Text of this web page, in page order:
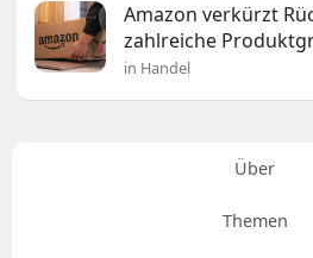
Amazon verkürzt
zahlreiche
in Handel
Über
Themen